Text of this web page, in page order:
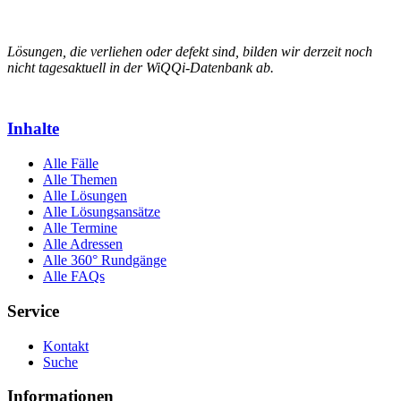
Lösungen, die verliehen oder defekt sind, bilden wir derzeit noch
nicht tagesaktuell in der WiQQi-Datenbank ab.
Inhalte
Alle Fälle
Alle Themen
Alle Lösungen
Alle Lösungsansätze
Alle Termine
Alle Adressen
Alle 360° Rundgänge
Alle FAQs
Service
Kontakt
Suche
Informationen